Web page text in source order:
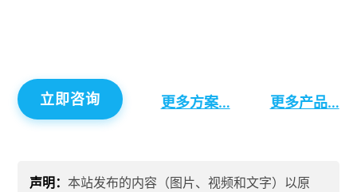
立即咨询 更多方案… 更多产品…
声明：本站发布的内容（图片、视频和文字）以原